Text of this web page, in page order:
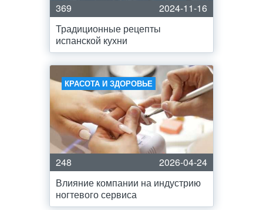
369
2024-11-16
Традиционные рецепты
испанской кухни
КРАСОТА И ЗДОРОВЬЕ
248
2026-04-24
Влияние компании на индустрию
ногтевого сервиса